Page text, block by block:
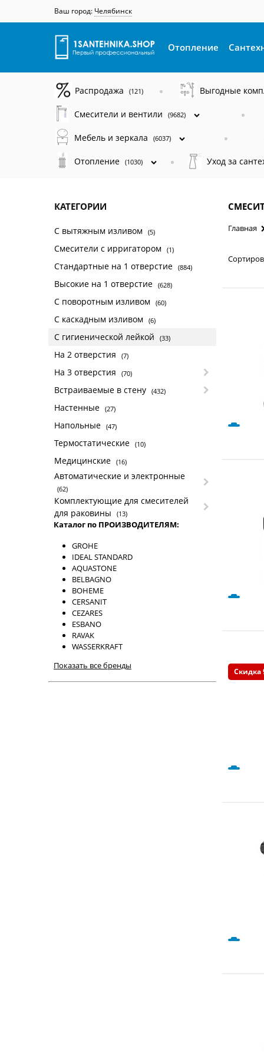
Ваш город: Челябинск
Отопление
Распродажа (121) Выгодные
Смесители и вентили (9682)
Мебель и зеркала (6037)
Отопление (1030) Уход за
КАТЕГОРИИ
С вытяжным изливом (5)
Смесители с ирригатором (1)
Стандартные на 1 отверстие (884)
Высокие на 1 отверстие (628)
С поворотным изливом (60)
С каскадным изливом (6)
С гигиенической лейкой (33)
На 2 отверстия (7)
На 3 отверстия (70)
Встраиваемые в стену (432)
Настенные (27)
Напольные (47)
Термостатические (10)
Медицинские (16)
Автоматические и электронные
(62)
Комплектующие для смесителей
для раковины
(13)
Каталог по ПРОИЗВОДИТЕЛЯМ:
GROHE
IDEAL STANDARD
AQUASTONE
BELBAGNO
BOHEME
CERSANIT
CEZARES
ESBANO
RAVAK
WASSERKRAFT
Показать все бренды
Главная
Скидка